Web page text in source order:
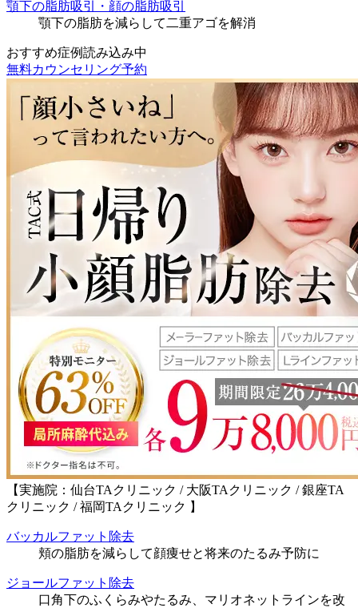
顎下の脂肪吸引・顔の脂肪吸引
顎下の脂肪を減らして二重アゴを解消
おすすめ症例読み込み中
無料カウンセリング予約
【実施院：仙台TAクリニック / 大阪TAクリニック / 銀座TA
クリニック / 福岡TAクリニック 】
バッカルファット除去
頬の脂肪を減らして顔痩せと将来のたるみ予防に
ジョールファット除去
口角下のふくらみやたるみ、マリオネットラインを改